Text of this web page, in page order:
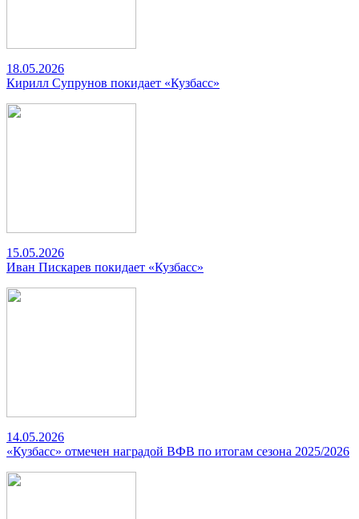
18.05.2026
Кирилл Супрунов покидает «Кузбасс»
15.05.2026
Иван Пискарев покидает «Кузбасс»
14.05.2026
«Кузбасс» отмечен наградой ВФВ по итогам сезона 2025/2026